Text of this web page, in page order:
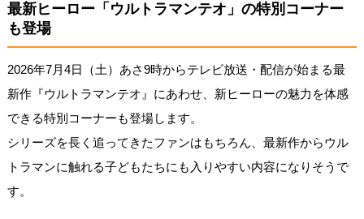
最新ヒーロー「ウルトラマンテオ」の特別コーナー
も登場
2026年7月4日（土）あさ9時からテレビ放送・配信が始まる最
新作『ウルトラマンテオ』にあわせ、新ヒーローの魅力を体感
できる特別コーナーも登場します。
シリーズを長く追ってきたファンはもちろん、最新作からウル
トラマンに触れる子どもたちにも入りやすい内容になりそうで
す。